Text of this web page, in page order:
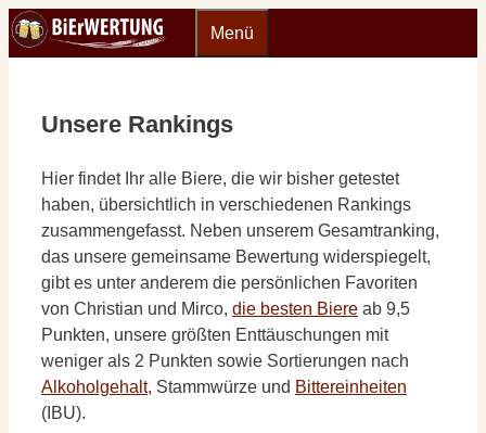
Zum
Inhalt
Menü
Unsere Rankings
Hier findet Ihr alle Biere, die wir bisher getestet
haben, übersichtlich in verschiedenen Rankings
zusammengefasst. Neben unserem Gesamtranking,
das unsere gemeinsame Bewertung widerspiegelt,
gibt es unter anderem die persönlichen Favoriten
von Christian und Mirco, die besten Biere ab 9,5
Punkten, unsere größten Enttäuschungen mit
weniger als 2 Punkten sowie Sortierungen nach
Alkoholgehalt, Stammwürze und Bittereinheiten
(IBU).